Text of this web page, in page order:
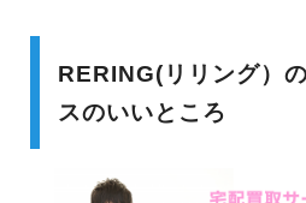
RERING(リリング）
スのいいところ